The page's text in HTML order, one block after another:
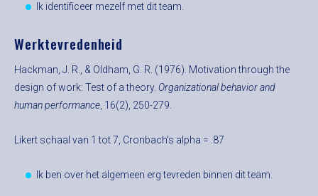
Ik identificeer mezelf met dit team.
Werktevredenheid
Hackman, J. R., & Oldham, G. R. (1976). Motivation through the
design of work: Test of a theory. Organizational behavior and
human performance , 16(2), 250-279.
Likert schaal van 1 tot 7, Cronbach’s alpha = .87
Ik ben over het algemeen erg tevreden binnen dit team.